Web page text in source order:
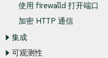
使用 firewalld 打开端口
加密 HTTP 通信
集成
可观测性